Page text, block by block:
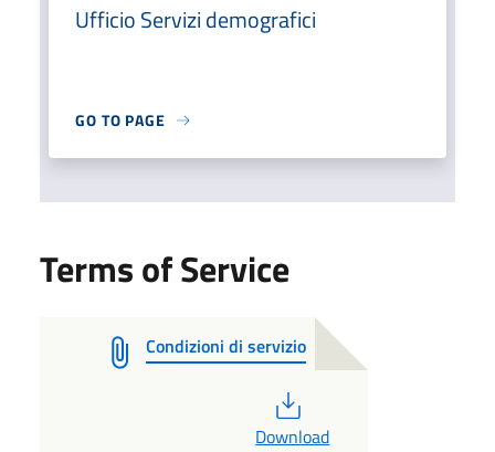
Ufficio Servizi demografici
GO TO PAGE
Terms of Service
Condizioni di servizio
Download